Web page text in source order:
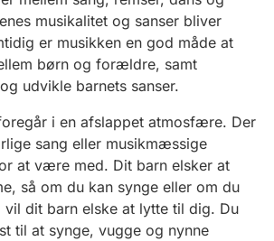
musikalitet og sanser bliver
er musikken en god måde at
børn og forældre, samt
udvikle barnets sanser.
i en afslappet atmosfære. Der
sang eller musikmæssige
at være med. Dit barn elsker at
så om du kan synge eller om du
vil dit barn elske at lytte til dig. Du
til at synge, vugge og nynne